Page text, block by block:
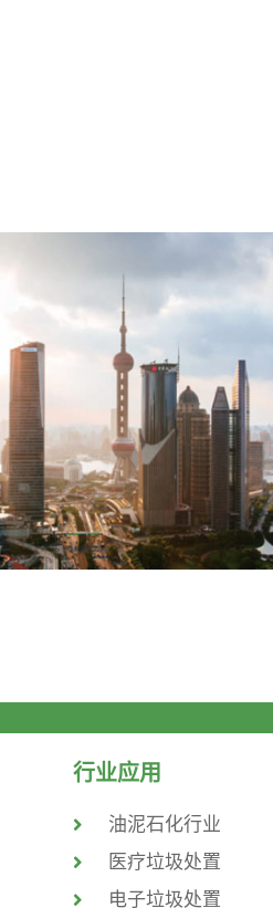
行业应用
油泥石化行业
医疗垃圾处置
电子垃圾处置